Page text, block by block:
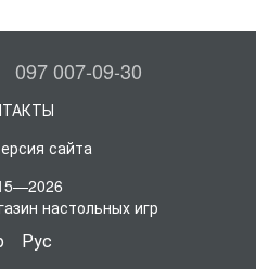
097 007-09-30
сайта
настольных игр
Рус